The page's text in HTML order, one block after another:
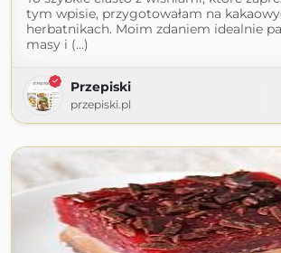
tym wpisie, przygotowałam na
herbatnikach. Moim zdaniem idealnie
masy i (...)
Przepiski
przepiski.pl